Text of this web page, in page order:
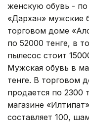
женскую обувь -
«Дархан» мужские
торговом доме
по 52000 тенге, в
пылесос стоит
Мужская обувь в
тенге. В торговом
продается по 2300
магазине
составляет 100,